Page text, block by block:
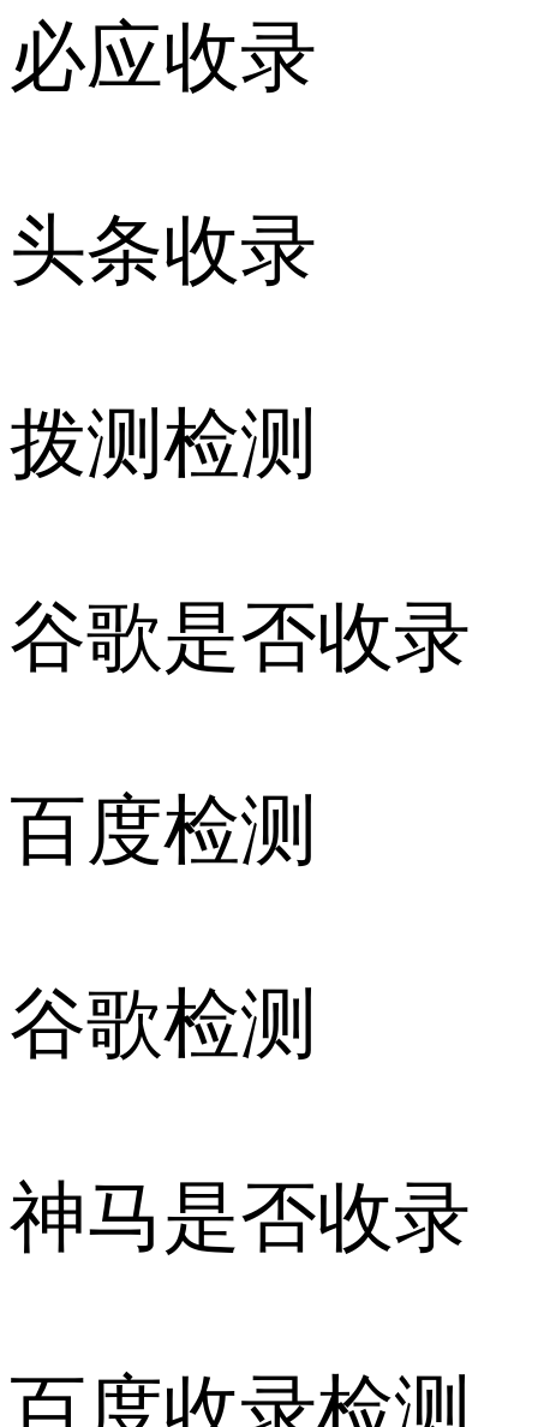
必应收录
头条收录
拨测检测
谷歌是否收录
百度检测
谷歌检测
神马是否收录